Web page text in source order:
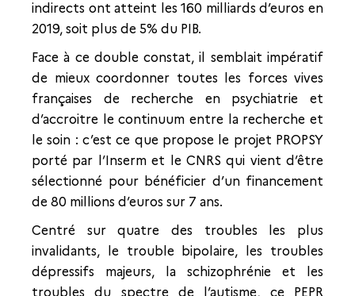
indirects ont atteint les 160 milliards d’euros en
2019, soit plus de 5% du PIB.
Face à ce double constat, il semblait impératif
de mieux coordonner toutes les forces vives
françaises de recherche en psychiatrie et
d’accroitre le continuum entre la recherche et
le soin : c’est ce que propose le projet PROPSY
porté par l’Inserm et le CNRS qui vient d’être
sélectionné pour bénéficier d’un financement
de 80 millions d’euros sur 7 ans.
Centré sur quatre des troubles les plus
invalidants, le trouble bipolaire, les troubles
dépressifs majeurs, la schizophrénie et les
troubles du spectre de l’autisme, ce PEPR